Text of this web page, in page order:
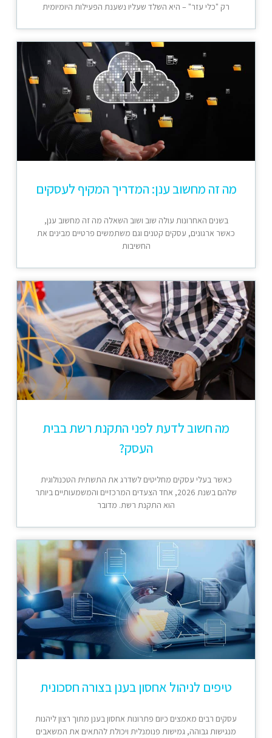
רק "כלי עזר" – היא השלד שעליו נשענת הפעילות היומיומית
מה זה מחשוב ענן: המדריך המקיף לעסקים
בשנים האחרונות עולה שוב ושוב השאלה מה זה מחשוב ענן,
כאשר ארגונים, עסקים קטנים וגם משתמשים פרטיים מבינים את
החשיבות
מה חשוב לדעת לפני התקנת רשת בבית
העסק?
כאשר בעלי עסקים מחליטים לשדרג את התשתית הטכנולוגית
שלהם בשנת 2026, אחד הצעדים המרכזיים והמשמעותיים ביותר
הוא התקנת רשת. מדובר
טיפים לניהול אחסון בענן בצורה חסכונית
עסקים רבים מאמצים כיום פתרונות אחסון בענן מתוך רצון ליהנות
מנגישות גבוהה, גמישות פנומנלית ויכולת להתאים את המשאבים